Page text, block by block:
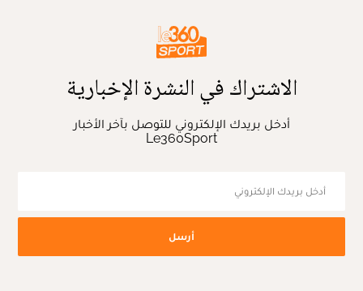
الاشتراك في النشرة الإخبارية
أدخل بريدك الإلكتروني للتوصل بآخر الأخبار
Le360Sport
أرسل